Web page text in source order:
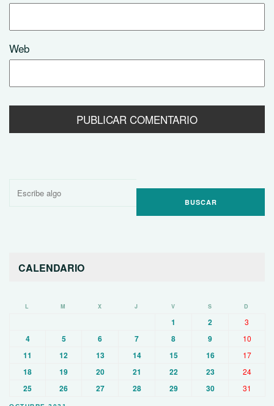
Web
Buscar
CALENDARIO
L M X J V S D
1 2 3
4 5 6 7 8 9 10
11 12 13 14 15 16 17
18 19 20 21 22 23 24
25 26 27 28 29 30 31